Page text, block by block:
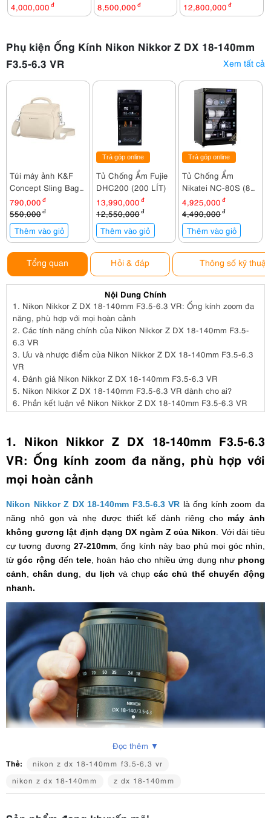
4,000,000 đ
8,500,000 đ
12,800,000 đ
Phụ kiện Ống Kính Nikon Nikkor Z DX 18-140mm
F3.5-6.3 VR
Xem tất cả
Túi máy ảnh K&F
Concept Sling Bag
KF13.179V3
790,000 đ
550,000đ
Thêm vào giỏ
Trả góp online
Tủ Chống Ẩm Fujie
DHC200 (200 LÍT)
13,990,000 đ
12,550,000 đ
Thêm vào giỏ
Trả góp online
Tủ Chống Ẩm
Nikatei NC-80S (80
lít)
4,925,000 đ
4,490,000đ
Thêm vào giỏ
Tổng quan Hỏi & đáp Thông số kỹ thuật
Nội Dung Chính
1. Nikon Nikkor Z DX 18-140mm F3.5-6.3 VR: Ống kính zoom đa
năng, phù hợp với mọi hoàn cảnh
2. Các tính năng chính của Nikon Nikkor Z DX 18-140mm F3.5-
6.3 VR
3. Ưu và nhược điểm của Nikon Nikkor Z DX 18-140mm F3.5-6.3
VR
4. Đánh giá Nikon Nikkor Z DX 18-140mm F3.5-6.3 VR
5. Nikon Nikkor Z DX 18-140mm F3.5-6.3 VR dành cho ai?
6. Phần kết luận về Nikon Nikkor Z DX 18-140mm F3.5-6.3 VR
1. Nikon Nikkor Z DX 18-140mm F3.5-6.3
VR: Ống kính zoom đa năng, phù hợp với
mọi hoàn cảnh
Nikon Nikkor Z DX 18-140mm F3.5-6.3 VR là ống kính zoom đa
năng nhỏ gọn và nhẹ được thiết kế dành riêng cho máy ảnh
không gương lật định dạng DX ngàm Z của Nikon . Với dải tiêu
cự tương đương27-210mm , ống kính này bao phủ mọi góc nhìn,
từgóc rộng đến tele , hoàn hảo cho nhiều ứng dụng như phong
cảnh ,chân dung du lịch và chụpcác chủ thể chuyển động
nhanh.
2. Các tính năng chính của Nikon Nikkor Z
DX 18-140mm F3.5-6.3 VR
Dải tiêu cự rộng 18-140mm cho khả năng linh hoạt hoàn
Đọc thêm ▼
Thẻ:
nikon z dx 18-140mm f3.5-6.3 vr
nikon z dx 18-140mm
z dx 18-140mm